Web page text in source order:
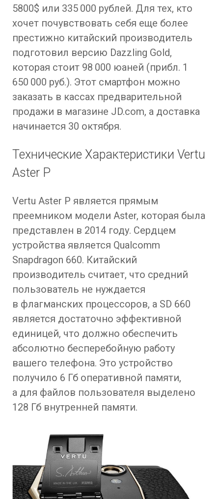
5800$ или 335 000 рублей. Для тех, кто
хочет почувствовать себя еще более
престижно китайский производитель
подготовил версию Dazzling Gold,
которая стоит 98 000 юаней (прибл. 1
650 000 руб.). Этот смартфон можно
заказать в кассах предварительной
продажи в магазине JD.com, а доставка
начинается 30 октября.
Технические Характеристики Vertu
Aster P
Vertu Aster P является прямым
преемником модели Aster, которая была
представлен в 2014 году. Сердцем
устройства является Qualcomm
Snapdragon 660. Китайский
производитель считает, что средний
пользователь не нуждается
в флагманских процессоров, а SD 660
является достаточно эффективной
единицей, что должно обеспечить
абсолютно бесперебойную работу
вашего телефона. Это устройство
получило 6 Гб оперативной памяти,
а для файлов пользователя выделено
128 Гб внутренней памяти.